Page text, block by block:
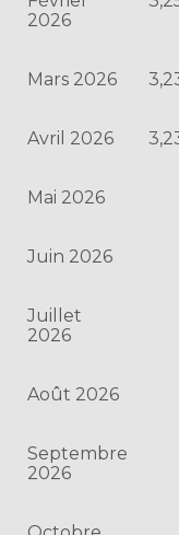
2026
Mars 2026
Avril 2026
Mai 2026
Juin 2026
Juillet
2026
Août 2026
Septembre
2026